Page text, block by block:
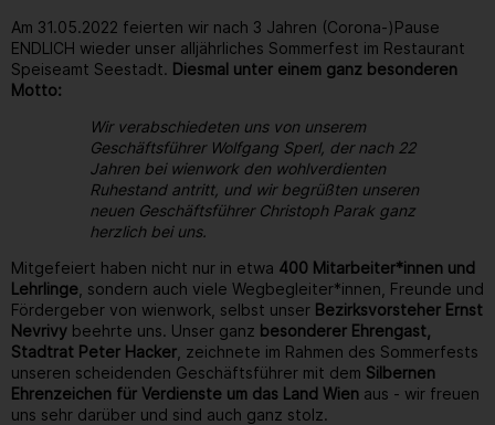
Am 31.05.2022 feierten wir nach 3 Jahren (Corona-)Pause
ENDLICH wieder unser alljährliches Sommerfest im Restaurant
Speiseamt Seestadt. Diesmal unter einem ganz besonderen
Motto:
Wir verabschiedeten uns von unserem
Geschäftsführer Wolfgang Sperl, der nach 22
Jahren bei wienwork den wohlverdienten
Ruhestand antritt, und wir begrüßten unseren
neuen Geschäftsführer Christoph Parak ganz
herzlich bei uns.
Mitgefeiert haben nicht nur in etwa 400 Mitarbeiter*innen und
Lehrlinge , sondern auch viele Wegbegleiter*innen, Freunde und
Fördergeber von wienwork, selbst unser Bezirksvorsteher Ernst
Nevrivy beehrte uns. Unser ganz besonderer Ehrengast,
Stadtrat Peter Hacker , zeichnete im Rahmen des Sommerfests
unseren scheidenden Geschäftsführer mit dem Silbernen
Ehrenzeichen für Verdienste um das Land Wien aus - wir freuen
uns sehr darüber und sind auch ganz stolz.